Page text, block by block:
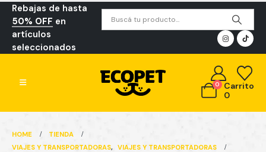
Rebajas de hasta
50% OFF en
artículos
seleccionados
0
Carrito
0
HOME
TIENDA
VIAJES Y TRANSPORTADORAS, VIAJES Y TRANSPORTADORAS